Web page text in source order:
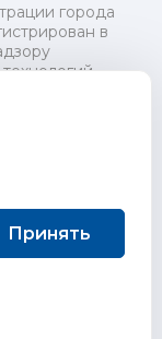
города
в
24 июля
ФС77-73321
"Город
Е.А.
85-85
18+
Принять